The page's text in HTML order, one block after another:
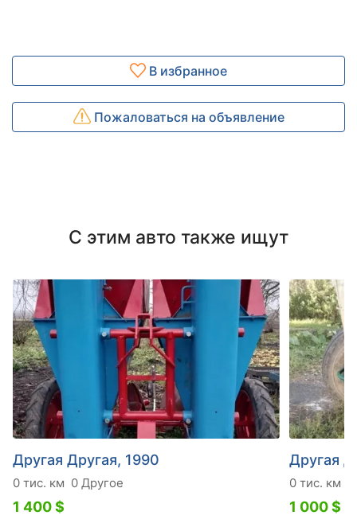
В избранное
Пожаловаться на объявление
С этим авто также ищут
Другая Другая, 1990
0 тис. км 0 Другое
1 400 $
Другая
0 тис. км
1 000 $